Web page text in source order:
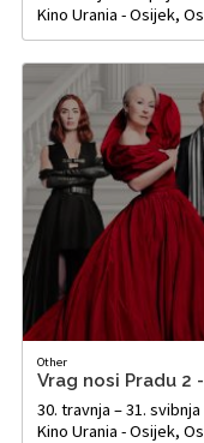
Kino Urania - Osijek,
Other
Vrag nosi Pradu 2
30. travnja – 31. svibnja
Kino Urania - Osijek,